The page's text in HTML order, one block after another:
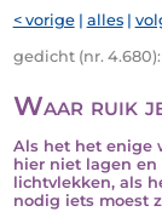
< vorige| alles|
gedicht (nr. 4.680):
Waar ruik
Als het het enige
hier niet lagen
lichtvlekken, als
nodig iets moest